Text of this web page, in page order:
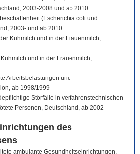
2003-2008 und ab 2010
(Escherichia coli und
2003- und ab 2010
Kuhmilch und in der Frauenmilch,
Kuhmilch und in der Frauenmilch,
Arbeitsbelastungen und
ab 1998/1999
Störfälle in verfahrenstechnischen
Personen, Deutschland, ab 2002
des
ambulante Gesundheitseinrichtungen,